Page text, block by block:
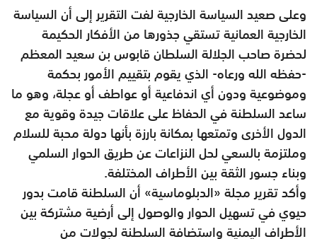
وعلى صعيد السياسة الخارجية لفت التقرير إلى أن السياسة
الخارجية العمانية تستقي جذورها من الأفكار الحكيمة
لحضرة صاحب الجلالة السلطان قابوس بن سعيد المعظم
-حفظه الله ورعاه- الذي يقوم بتقييم الأمور بحكمة
وموضوعية ودون أي اندفاعية أو عواطف أو عجلة، وهو ما
ساعد السلطنة في الحفاظ على علاقات جيدة وقوية مع
الدول الأخرى وتمتعها بمكانة بارزة بأنها دولة محبة للسلام
وملتزمة بالسعي لحل النزاعات عن طريق الحوار السلمي
وبناء جسور الثقة بين الأطراف المختلفة.
وأكد تقرير مجلة «الدبلوماسية» أن السلطنة قامت بدور
حيوي في تسهيل الحوار والوصول إلى أرضية مشتركة بين
الأطراف اليمنية واستضافة السلطنة لجولات من